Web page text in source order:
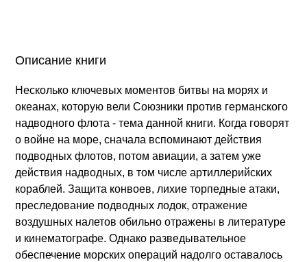
Описание книги
Несколько ключевых моментов битвы на морях и
океанах, которую вели Союзники против германского
надводного флота - тема данной книги. Когда говорят
о войне на море, сначала вспоминают действия
подводных флотов, потом авиации, а затем уже
действия надводных, в том числе артиллерийских
кораблей. Защита конвоев, лихие торпедные атаки,
преследование подводных лодок, отражение
воздушных налетов обильно отражены в литературе
и кинематографе. Однако разведывательное
обеспечение морских операций надолго оставалось